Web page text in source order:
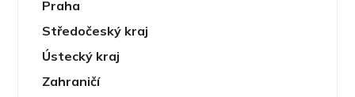
Praha
Středočeský kraj
Ústecký kraj
Zahraničí